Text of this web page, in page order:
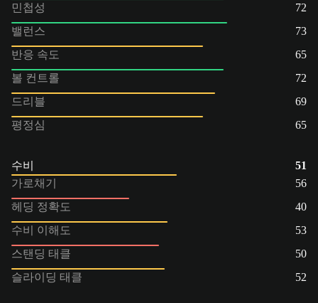
민첩성
72
밸런스
73
반응 속도
65
볼 컨트롤
72
드리블
69
평정심
65
수비
51
가로채기
56
헤딩 정확도
40
수비 이해도
53
스탠딩 태클
50
슬라이딩 태클
52